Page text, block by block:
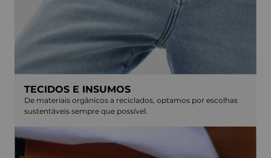
TECIDOS E INSUMOS
De materiais orgânicos a reciclados, optamos por escolhas
sustentáveis sempre que possível.